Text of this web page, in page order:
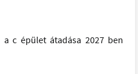
c épület átadása 2027 ben